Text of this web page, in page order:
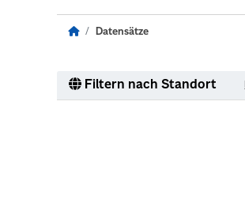
Datensätze
Filtern nach Standort